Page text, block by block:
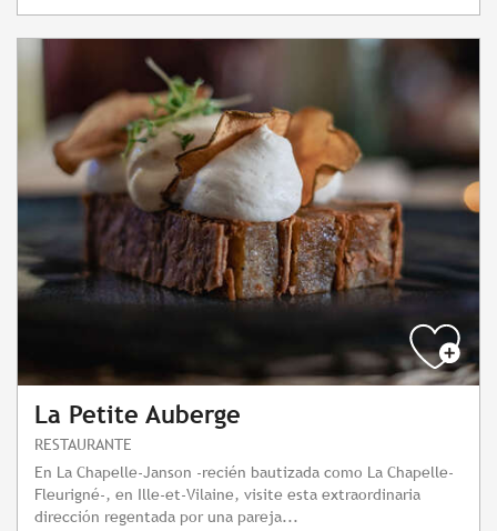
La Petite Auberge
RESTAURANTE
En La Chapelle-Janson -recién bautizada como La Chapelle-
Fleurigné-, en Ille-et-Vilaine, visite esta extraordinaria
dirección regentada por una pareja...